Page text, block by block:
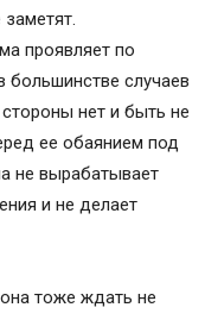
проявляет по
большинстве случаев
нет и быть не
ее обаянием под
не вырабатывает
и не делает
тоже ждать не